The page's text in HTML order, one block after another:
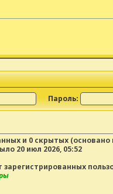
Пароль:
и 0 скрытых
20 июл 2026, 05:52